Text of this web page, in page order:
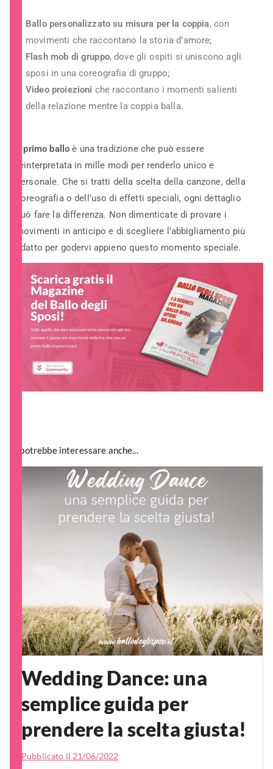
Ballo personalizzato su misura per la coppia, con
movimenti che raccontano la storia d’amore;
Flash mob di gruppo, dove gli ospiti si uniscono agli
sposi in una coreografia di gruppo;
Video proiezioni che raccontano i momenti salienti
della relazione mentre la coppia balla.
Ilprimo ballo è una tradizione che può essere
reinterpretata in mille modi per renderlo unico e
personale. Che si tratti della scelta della canzone, della
coreografia o dell’uso di effetti speciali, ogni dettaglio
può fare la differenza. Non dimenticate di provare i
movimenti in anticipo e di scegliere l’abbigliamento più
adatto per godervi appieno questo momento speciale.
Ti potrebbe interessare anche...
Wedding Dance: una
semplice guida per
prendere la scelta giusta!
Pubblicato il21/06/2022